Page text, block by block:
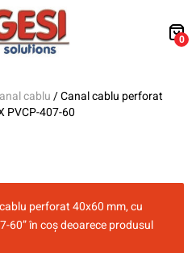
0
cablu/ Canal cablu perforat
PVCP-407-60
perforat 40x60 mm, cu
60” în coș deoarece produsul